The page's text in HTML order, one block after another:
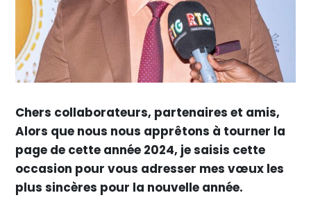
Chers collaborateurs, partenaires et amis,
Alors que nous nous apprêtons à tourner la
page de cette année 2024, je saisis cette
occasion pour vous adresser mes vœux les
plus sincères pour la nouvelle année.